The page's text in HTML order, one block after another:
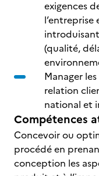
exigences
l’entreprise
(qualité,
Manager
relation
national et
Compétences
Concevoir ou
procédé en
conception les